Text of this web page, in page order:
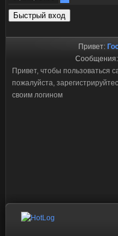
Привет:
Сообщения:
Привет, чтобы пользоваться
пожалуйста,
своим логином